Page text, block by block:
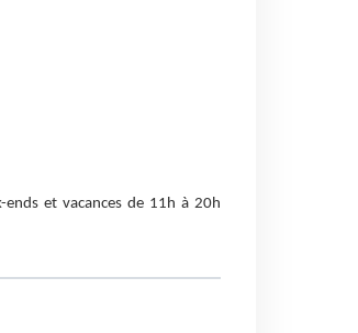
et vacances de 11h à 20h